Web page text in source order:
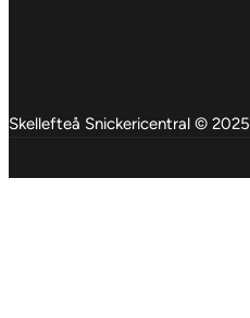
Skellefteå Snickericentral © 2025